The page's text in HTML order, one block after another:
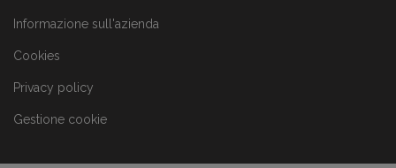
Informazione sull'azienda
Cookies
Privacy policy
Gestione cookie